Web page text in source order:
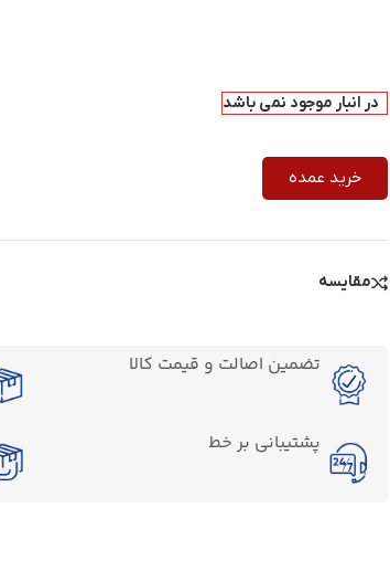
در انبار موجود نمی باشد
خرید عمده
مقایسه
تضمین اصالت و قیمت کالا
پشتیبانی بر خط